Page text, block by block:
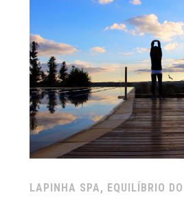
LAPINHA SPA, EQUILÍBRIO